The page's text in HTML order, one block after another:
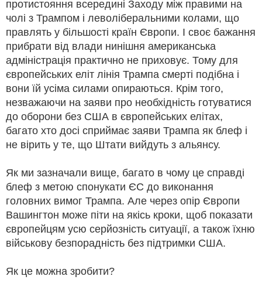
протистояння всередині Заходу між правими на
чолі з Трампом і леволіберальними колами, що
правлять у більшості країн Європи. І своє бажання
прибрати від влади нинішня американська
адміністрація практично не приховує. Тому для
європейських еліт лінія Трампа смерті подібна і
вони їй усіма силами опираються. Крім того,
незважаючи на заяви про необхідність готуватися
до оборони без США в європейських елітах,
багато хто досі сприймає заяви Трампа як блеф і
не вірить у те, що Штати вийдуть з альянсу.
Як ми зазначали вище, багато в чому це справді
блеф з метою спонукати ЄС до виконання
головних вимог Трампа. Але через опір Європи
Вашингтон може піти на якісь кроки, щоб показати
європейцям усю серйозність ситуації, а також їхню
військову безпорадність без підтримки США.
Як це можна зробити?